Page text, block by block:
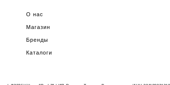
О нас
Магазин
Бренды
Каталоги